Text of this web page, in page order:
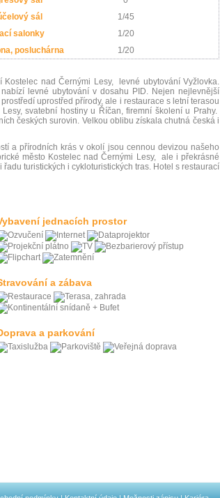
sál
1/45
salonky
1/20
posluchárna
1/20
nad Černými Lesy, levné ubytování Vyžlovka.
levné ubytování v dosahu PID. Nejen nejlevnější
uprostřed přírody, ale i restaurace s letní terasou
svatební hostiny u Říčan, firemní školení u Prahy.
českých surovin. Velkou oblibu získala chutná česká i
a přírodních krás v okolí jsou cennou devizou našeho
město Kostelec nad Černými Lesy, ale i překrásné
turistických i cykloturistických tras. Hotel s restaurací
jednacích prostor
a zábava
a parkování